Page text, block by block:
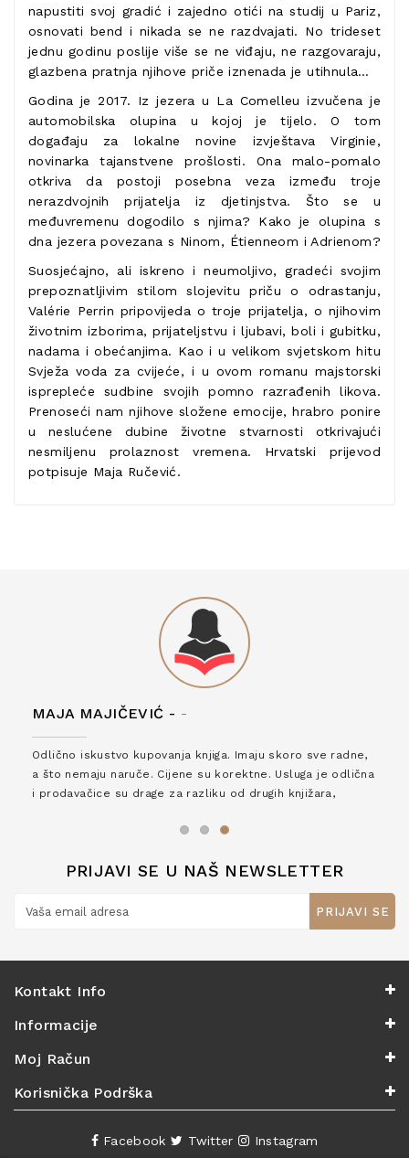
napustiti svoj gradić i zajedno otići na studij u Pariz,
osnovati bend i nikada se ne razdvajati. No trideset
jednu godinu poslije više se ne viđaju, ne razgovaraju,
glazbena pratnja njihove priče iznenada je utihnula…
Godina je 2017. Iz jezera u La Comelleu izvučena je
automobilska olupina u kojoj je tijelo. O tom
događaju za lokalne novine izvještava Virginie,
novinarka tajanstvene prošlosti. Ona malo-pomalo
otkriva da postoji posebna veza između troje
nerazdvojnih prijatelja iz djetinjstva. Što se u
međuvremenu dogodilo s njima? Kako je olupina s
dna jezera povezana s Ninom, Étienneom i Adrienom?
Suosjećajno, ali iskreno i neumoljivo, gradeći svojim
prepoznatljivim stilom slojevitu priču o odrastanju,
Valérie Perrin pripovijeda o troje prijatelja, o njihovim
životnim izborima, prijateljstvu i ljubavi, boli i gubitku,
nadama i obećanjima. Kao i u velikom svjetskom hitu
Svježa voda za cvijeće, i u ovom romanu majstorski
isprepleće sudbine svojih pomno razrađenih likova.
Prenoseći nam njihove složene emocije, hrabro ponire
u neslućene dubine životne stvarnosti otkrivajući
nesmiljenu prolaznost vremena. Hrvatski prijevod
potpisuje Maja Ručević.
MAJA MAJIČEVIĆ - -
Odlično iskustvo kupovanja knjiga. Imaju skoro sve radne,
a što nemaju naruče. Cijene su korektne. Usluga je odlična
i prodavačice su drage za razliku od drugih knjižara,
PRIJAVI SE U NAŠ NEWSLETTER
PRIJAVI SE
Kontakt Info
Informacije
Moj Račun
Korisnička Podrška
Facebook Twitter Instagram